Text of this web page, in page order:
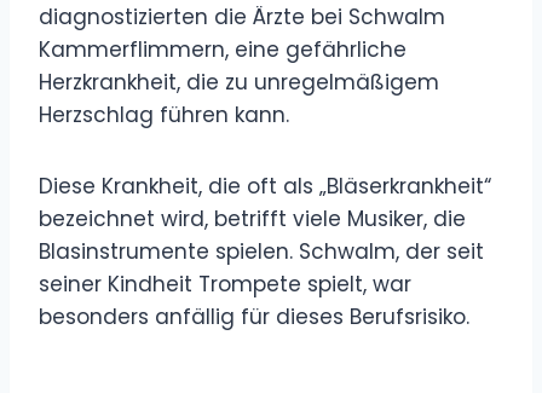
diagnostizierten die Ärzte bei Schwalm
Kammerflimmern, eine gefährliche
Herzkrankheit, die zu unregelmäßigem
Herzschlag führen kann.
Diese Krankheit, die oft als „Bläserkrankheit“
bezeichnet wird, betrifft viele Musiker, die
Blasinstrumente spielen. Schwalm, der seit
seiner Kindheit Trompete spielt, war
besonders anfällig für dieses Berufsrisiko.